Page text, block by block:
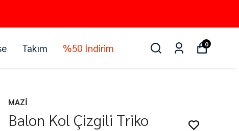
Takım %50 İndirim 0
MAZİ
Balon Kol Çizgili Triko